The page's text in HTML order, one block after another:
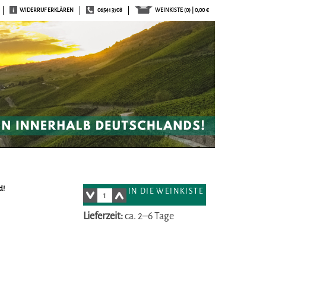
WEINKISTE (0) | 0,00 €
06541 3708
WIDERRUF ERKLÄREN
IN DIE WEINKISTE
Lieferzeit:ca. 2–6 Tage